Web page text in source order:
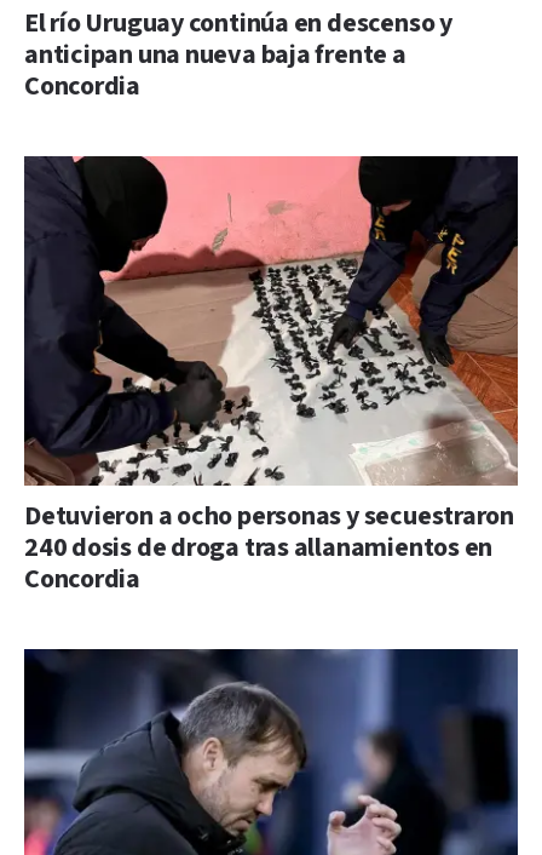
El río Uruguay continúa en descenso y
anticipan una nueva baja frente a
Concordia
Detuvieron a ocho personas y secuestraron
240 dosis de droga tras allanamientos en
Concordia